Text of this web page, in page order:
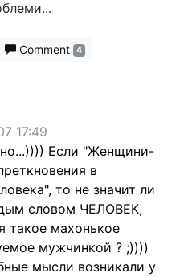
Dropdown
Comment 4
17:49
Если "Женщини-
в
то не значит ли
словом ЧЕЛОВЕК,
такое махонькое
мужчинкой ? ;))))
мысли возникали у